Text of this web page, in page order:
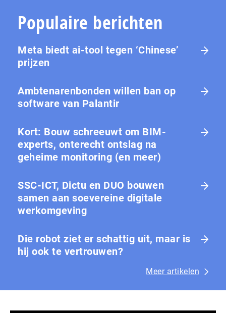
Populaire berichten
Meta biedt ai-tool tegen ‘Chinese’
prijzen
Ambtenarenbonden willen ban op
software van Palantir
Kort: Bouw schreeuwt om BIM-
experts, onterecht ontslag na
geheime monitoring (en meer)
SSC-ICT, Dictu en DUO bouwen
samen aan soevereine digitale
werkomgeving
Die robot ziet er schattig uit, maar is
hij ook te vertrouwen?
Meer artikelen